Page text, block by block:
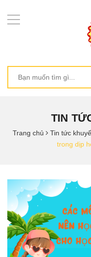
TIN
Trang chủ Tin tức
trong dịp